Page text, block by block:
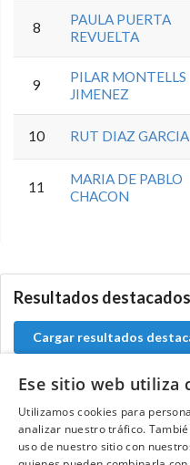
8
PAULA PUERTA
REVUELTA
9
PILAR MONTELLS
JIMENEZ
10 RUT DIAZ GARCIA
11
MARIA DE PABLO
CHACON
Resultados destacados
Cargar resultados
Contacta con el
Ese sitio web utiliza
Utilizamos cookies para
analizar nuestro tráfico.
uso de nuestro sitio con